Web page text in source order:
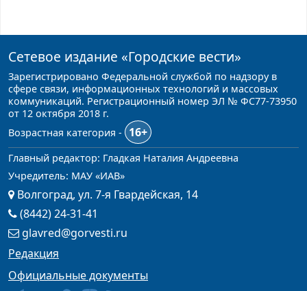
Сетевое издание «Городские вести»
Зарегистрировано Федеральной службой по надзору в
сфере связи, информационных технологий и массовых
коммуникаций. Регистрационный номер ЭЛ № ФС77-73950
от 12 октября 2018 г.
Возрастная категория -
16+
Главный редактор: Гладкая Наталия Андреевна
Учредитель: МАУ «ИАВ»
Волгоград, ул. 7-я Гвардейская, 14
(8442) 24-31-41
glavred@gorvesti.ru
Редакция
Официальные документы